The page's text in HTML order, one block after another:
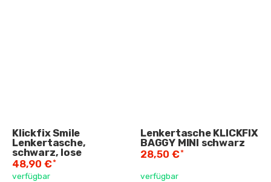
Klickfix Smile
Lenkertasche,
schwarz, lose
48,90 €*
verfügbar
Lenkertasche KLICKFIX
BAGGY MINI schwarz
28,50 €*
verfügbar